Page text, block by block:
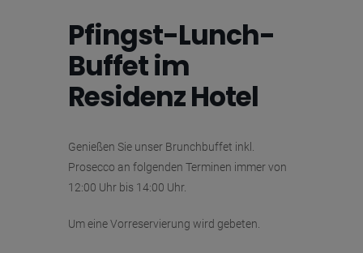
Pfingst-Lunch-
Buffet im
Residenz Hotel
Genießen Sie unser Brunchbuffet inkl.
Prosecco an folgenden Terminen immer von
12:00 Uhr bis 14:00 Uhr.
Um eine Vorreservierung wird gebeten.